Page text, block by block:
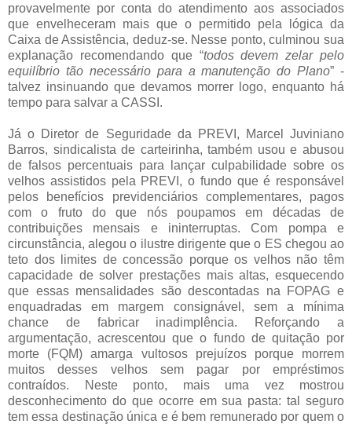
provavelmente por conta do atendimento aos associados
que envelheceram mais que o permitido pela lógica da
Caixa de Assistência, deduz-se. Nesse ponto, culminou sua
explanação recomendando que “todos devem zelar pelo
equilíbrio tão necessário para a manutenção do Plano” -
talvez insinuando que devamos morrer logo, enquanto há
tempo para salvar a CASSI.
Já o Diretor de Seguridade da PREVI, Marcel Juviniano
Barros, sindicalista de carteirinha, também usou e abusou
de falsos percentuais para lançar culpabilidade sobre os
velhos assistidos pela PREVI, o fundo que é responsável
pelos benefícios previdenciários complementares, pagos
com o fruto do que nós poupamos em décadas de
contribuições mensais e ininterruptas. Com pompa e
circunstância, alegou o ilustre dirigente que o ES chegou ao
teto dos limites de concessão porque os velhos não têm
capacidade de solver prestações mais altas, esquecendo
que essas mensalidades são descontadas na FOPAG e
enquadradas em margem consignável, sem a mínima
chance de fabricar inadimplência. Reforçando a
argumentação, acrescentou que o fundo de quitação por
morte (FQM) amarga vultosos prejuízos porque morrem
muitos desses velhos sem pagar por empréstimos
contraídos. Neste ponto, mais uma vez mostrou
desconhecimento do que ocorre em sua pasta: tal seguro
tem essa destinação única e é bem remunerado por quem o